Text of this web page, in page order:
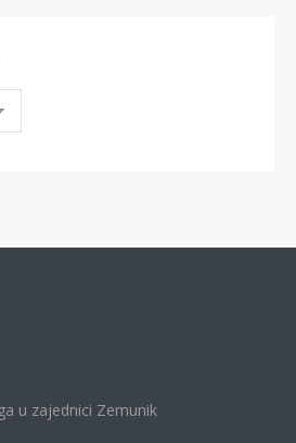
u zajednici Zemunik